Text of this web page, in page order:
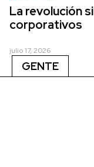
La revolución
corporativos
julio 17, 2026
GENTE